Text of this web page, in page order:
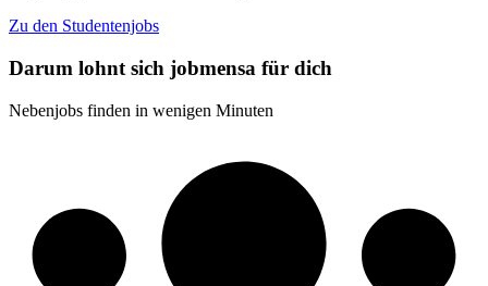
Zu den Studentenjobs
Darum lohnt sich jobmensa für dich
Nebenjobs finden in wenigen Minuten